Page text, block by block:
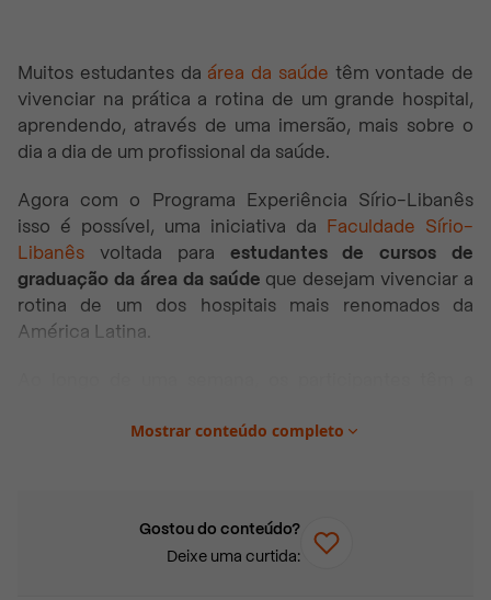
Muitos estudantes da área da saúde têm vontade de
vivenciar na prática a rotina de um grande hospital,
aprendendo, através de uma imersão, mais sobre o
dia a dia de um profissional da saúde.
Agora com o Programa Experiência Sírio-Libanês
isso é possível, uma iniciativa da Faculdade Sírio-
Libanês voltada para estudantes de cursos de
graduação da área da saúde que desejam vivenciar a
rotina de um dos hospitais mais renomados da
América Latina.
combinando atividades on-line e presenciais que
Mostrar conteúdo completo
Gostou do conteúdo?
Deixe uma curtida: